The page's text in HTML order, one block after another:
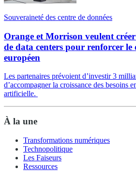
Souveraineté des centre de données
Orange et Morrison veulent
de data centers pour renforcer le
européen
Les partenaires prévoient d’investir 3
d’accompagner la croissance des besoins
artificielle.
À la une
Transformations numériques
Technopolitique
Les Faiseurs
Ressources